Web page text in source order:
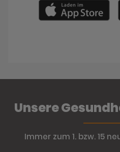
Unsere
Immer zum 1. bzw. 15